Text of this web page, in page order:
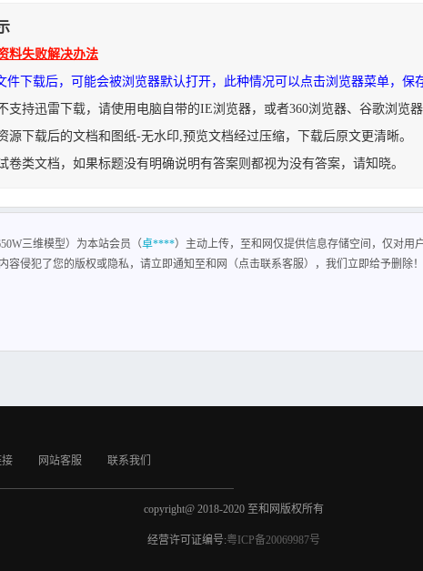
料失败解决办法
件下载后，可能会被浏览器默认打开，此种情况可以点击浏览器菜单，保
支持迅雷下载，请使用电脑自带的IE浏览器，或者360浏览器、谷歌浏览器
源下载后的文档和图纸-无水印,预览文档经过压缩，下载后原文更清晰。
卷类文档，如果标题没有明确说明有答案则都视为没有答案，请知晓。
三维模型）为本站会员（卓****）主动上传，至和网仅提供信息存储空间，仅对用
容侵犯了您的版权或隐私，请立即通知至和网（点击联系客服），我们立即给予删除！
网站客服 联系我们
copyright@ 2018-2020 至和网版权所有
经营许可证编号:粤ICP备20069987号